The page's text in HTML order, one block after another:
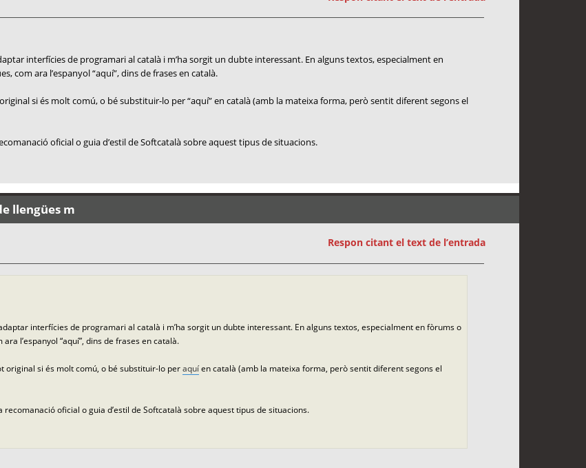
interfícies de programari al català i m’ha sorgit un dubte interessant. En alguns textos, especialment en
com ara l’espanyol “aquí”, dins de frases en català.
si és molt comú, o bé substituir-lo per “aquí” en català (amb la mateixa forma, però sentit diferent segons el
oficial o guia d’estil de Softcatalà sobre aquest tipus de situacions.
llengües m
Respon citant el text de l’entrada
interfícies de programari al català i m’ha sorgit un dubte interessant. En alguns textos, especialment en fòrums o
l’espanyol “aquí”, dins de frases en català.
original si és molt comú, o bé substituir-lo peraquíen català (amb la mateixa forma, però sentit diferent segons el
oficial o guia d’estil de Softcatalà sobre aquest tipus de situacions.